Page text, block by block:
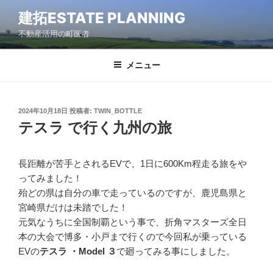
テ
ン
建拓ESTATE PLANNING
不動産活用の町医者
メニュー
2024年10月18日 投稿者: TWIN_BOTTLE
テスラ で行く九州の旅
長距離が苦手とされるEVで、1日に600Km程走る旅をや
ってみました！
殆どの県は自分の車で走っているのですが、鹿児島県と
宮崎県だけは未踏でした！
元気なうちに全国制覇という事で、折角マスターズ全日
本の大会で博多・小戸まで行くので今回私が乗っている
EVのテスラ ・Model ３ で廻ってみる事にしました。